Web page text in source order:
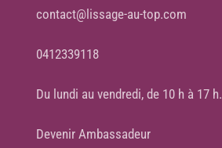
contact@lissage-au-top.com
0412339118
Du lundi au vendredi, de 10 h à 17 h.
Devenir Ambassadeur